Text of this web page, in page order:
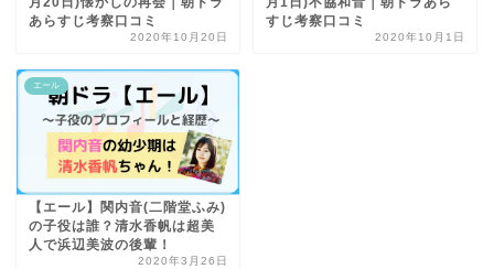
あらすじ考察口コミ
2020年10月20日
すじ考察口コミ
2020年10月1日
エール
【エール】関内音(二階堂ふみ)
の子役は誰？清水香帆は超美
人で浜辺美波の後輩！
2020年3月26日